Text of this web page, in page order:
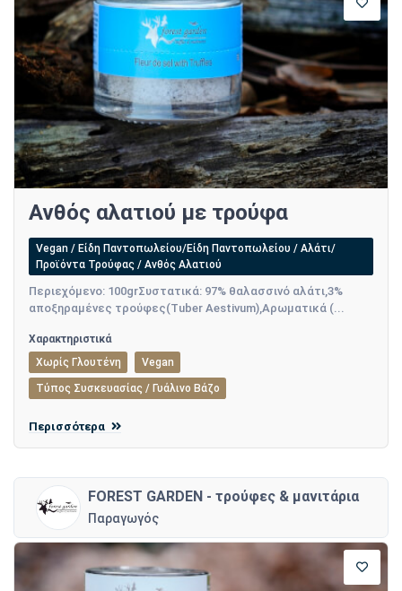
Ανθός αλατιού με τρούφα
Vegan / Είδη Παντοπωλείου/Είδη Παντοπωλείου / Αλάτι/
Προϊόντα Τρούφας / Ανθός Αλατιού
Περιεχόμενο: 100grΣυστατικά: 97% θαλασσινό αλάτι,3%
αποξηραμένες τρούφες(Tuber Aestivum),Αρωματικά (...
Χαρακτηριστικά
Χωρίς Γλουτένη
Vegan
Τύπος Συσκευασίας / Γυάλινο Βάζο
Περισσότερα
FOREST GARDEN - τρούφες & μανιτάρια
Παραγωγός